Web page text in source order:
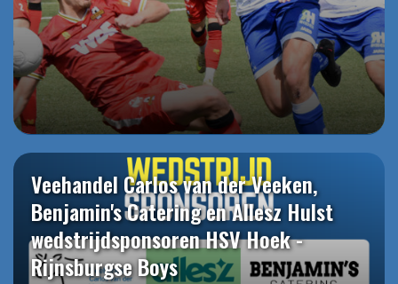
Veehandel Carlos van der Veeken,
Benjamin's Catering en Allesz Hulst
wedstrijdsponsoren HSV Hoek -
Rijnsburgse Boys